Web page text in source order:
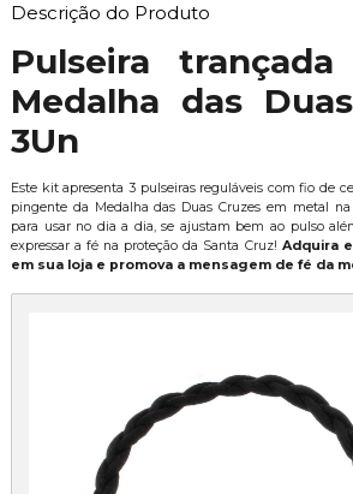
Descrição do Produto
Pulseira
Medalha das
3Un
Este kit apresenta 3 pulseiras reguláveis com fio de
pingente da Medalha das Duas Cruzes em metal
para usar no dia a dia, se ajustam bem ao pulso
expressar a fé na proteção da Santa Cruz! Adquira
em sua loja e promova a mensagem de fé da